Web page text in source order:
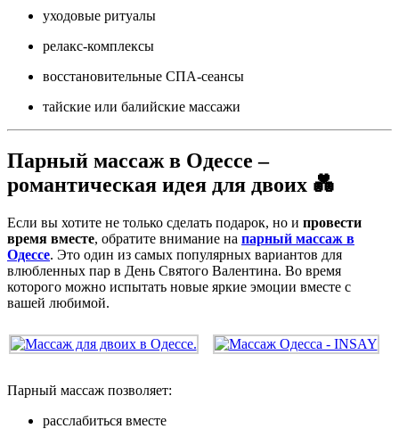
уходовые ритуалы
релакс-комплексы
восстановительные СПА-сеансы
тайские или балийские массажи
Парный массаж в Одессе –
романтическая идея для двоих 💑
Если вы хотите не только сделать подарок, но и провести
время вместе, обратите внимание на парный массаж в
Одессе. Это один из самых популярных вариантов для
влюбленных пар в День Святого Валентина. Во время
которого можно испытать новые яркие эмоции вместе с
вашей любимой.
Парный массаж позволяет:
расслабиться вместе